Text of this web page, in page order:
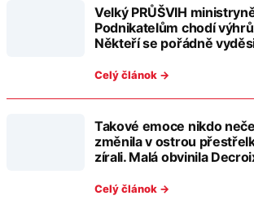
Velký PRŮŠVIH
Podnikatelům chodí
Někteří se pořádně
Celý článok →
Takové emoce nikdo
změnila v ostrou
zírali. Malá obvinila
Celý článok →